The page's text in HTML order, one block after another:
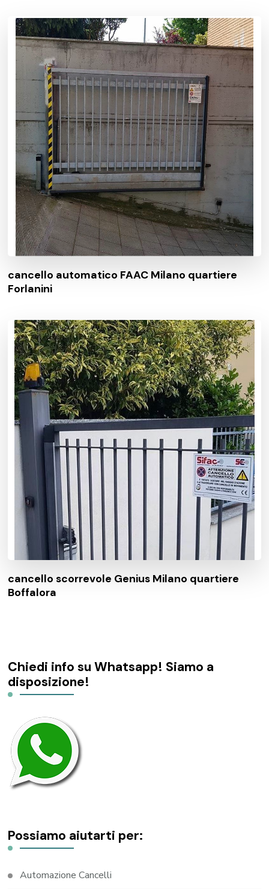
cancello automatico FAAC Milano quartiere
Forlanini
cancello scorrevole Genius Milano quartiere
Boffalora
Chiedi info su Whatsapp! Siamo a
disposizione!
Possiamo aiutarti per:
Automazione Cancelli